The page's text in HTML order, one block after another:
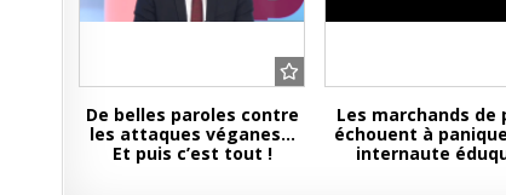
De belles paroles contre
les attaques véganes…
Et puis c’est tout !
Les marchands de
échouent à
internaute